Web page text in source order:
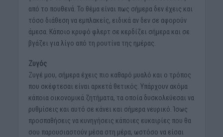
από το πουθενά. Το θέμα είναι πως σήμερα δεν έχεις και
τόσο διάθεση να εμπλακείς, ειδικά αν δεν σε αφορούν
άμεσα. Κάποιο κρυφό φλερτ σε κερδίζει σήμερα και σε
βγάζει για λίγο από τη ρουτίνα της ημέρας.
Ζυγός
Ζυγέ μου, σήμερα έχεις πιο καθαρό μυαλό και ο τρόπος
που σκέφτεσαι είναι αρκετά θετικός. Υπάρχουν ακόμα
κάποια οικονομικά ζητήματα, τα οποία δυσκολεύεσαι να
ρυθμίσεις και αυτό σε κάνει και σήμερα νευρικό. Ίσως
προσπαθήσεις να κυνηγήσεις κάποιες ευκαιρίες που θα
σου παρουσιαστούν μέσα στη μέρα, ωστόσο να είσαι